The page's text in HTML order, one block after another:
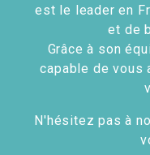
est le leader en
et de
Grâce à son
capable de vous
N'hésitez pas à